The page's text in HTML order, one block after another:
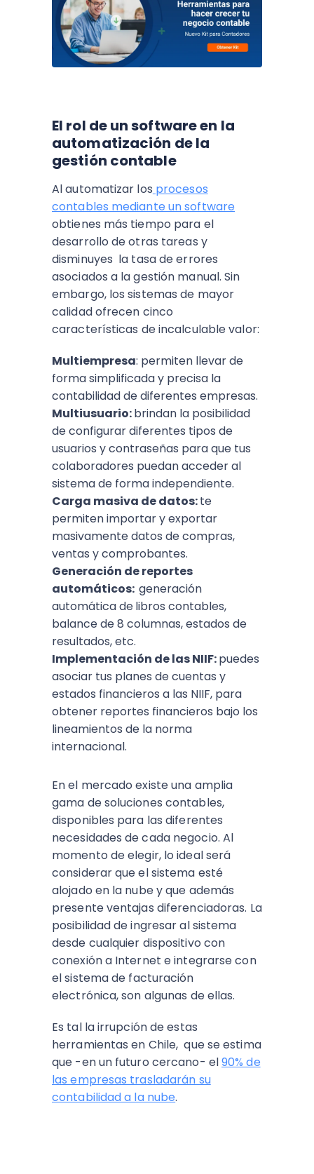
El rol de un software en la
automatización de la
gestión contable
Al automatizar los procesos
contables mediante un software
obtienes más tiempo para el
desarrollo de otras tareas y
disminuyes la tasa de errores
asociados a la gestión manual. Sin
embargo, los sistemas de mayor
calidad ofrecen cinco
características de incalculable valor:
Multiempresa: permiten llevar de
forma simplificada y precisa la
contabilidad de diferentes empresas.
Multiusuario:brindan la posibilidad
de configurar diferentes tipos de
usuarios y contraseñas para que tus
colaboradores puedan acceder al
sistema de forma independiente.
Carga masiva de datos:te
permiten importar y exportar
masivamente datos de compras,
ventas y comprobantes.
Generación de reportes
automáticos: generación
automática delibros contables,
balance de 8 columnas, estados de
resultados, etc.
Implementación de las NIIF:puedes
asociar tus planes de cuentas y
estados financieros a las NIIF, para
obtener reportes financieros bajo los
lineamientos de la norma
internacional.
En el mercado existe una amplia
gama de soluciones contables,
disponibles para las diferentes
necesidades de cada negocio. Al
momento de elegir, lo ideal será
considerar que el sistema esté
alojado en la nube y que además
presente ventajas diferenciadoras. La
posibilidad de ingresar al sistema
desde cualquier dispositivo con
conexión a Internet e integrarse con
el sistema de facturación
electrónica, son algunas de ellas.
Es tal la irrupción de estas
herramientas en Chile, que se estima
que -en un futuro cercano- el90% de
las empresas trasladarán su
contabilidad a la nube.